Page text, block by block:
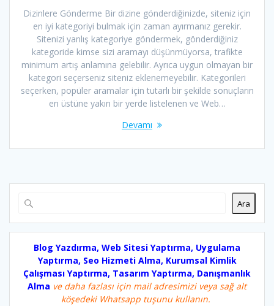
Dizinlere Gönderme Bir dizine gönderdiğinizde, siteniz için
en iyi kategoriyi bulmak için zaman ayırmanız gerekir.
Sitenizi yanlış kategoriye göndermek, gönderdiğiniz
kategoride kimse sizi aramayı düşünmüyorsa, trafikte
minimum artış anlamına gelebilir. Ayrıca uygun olmayan bir
kategori seçerseniz siteniz eklenemeyebilir. Kategorileri
seçerken, popüler aramalar için tutarlı bir şekilde sonuçların
en üstüne yakın bir yerde listelenen ve Web…
Devamı
Ara
Blog Yazdırma, Web Sitesi Yaptırma, Uygulama
Yaptırma, Seo Hizmeti Alma, Kurumsal Kimlik
Çalışması Yaptırma, Tasarım Yaptırma, Danışmanlık
Alma ve daha fazlası için mail adresimizi veya sağ alt
köşedeki Whatsapp tuşunu kullanın.